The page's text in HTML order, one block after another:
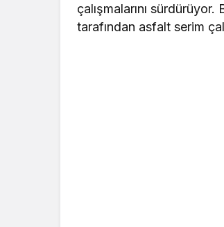
çalışmalarını
tarafından asfalt serim